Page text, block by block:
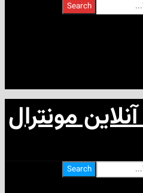
Search
Search